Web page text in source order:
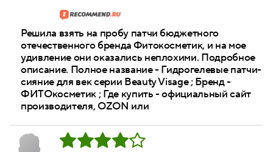
Решила взять на пробу патчи бюджетного
отечественного бренда Фитокосметик, и на мое
удивление они оказались неплохими. Подробное
описание. Полное название - Гидрогелевые патчи-
сияние для век серии Beauty Visage ; Бренд -
ФИТОкосметик ; Где купить - официальный сайт
производителя, OZON или